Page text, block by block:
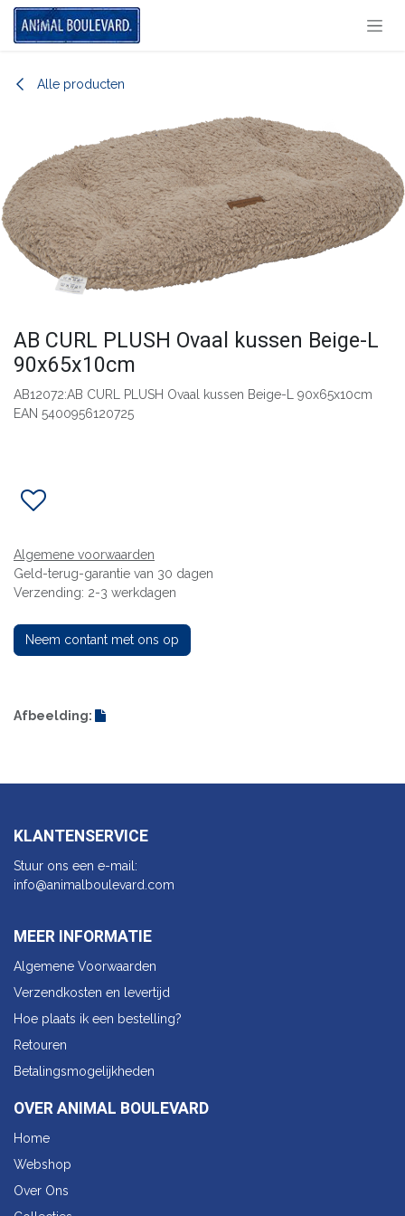
Overslaan naar inhoud
Alle producten
AB CURL PLUSH Ovaal kussen Beige-L
90x65x10cm
AB12072:AB CURL PLUSH Ovaal kussen Beige-L 90x65x10cm
EAN 5400956120725
Algemene voorwaarden
Geld-terug-garantie van 30 dagen
Verzending: 2-3 werkdagen
Neem contant met ons op
Afbeelding:
KLANTENSERVICE
Stuur ons een e-mail:
info@animalbo​ulevard.com
MEER INFORMATIE
Algemene Voorwaarden
Verzendkosten en levertijd
Hoe plaats ik een bestelling?
Retouren
Betalingsmogelijkheden
OVER ANIMAL BOULEVARD
Home
Webshop
Over Ons